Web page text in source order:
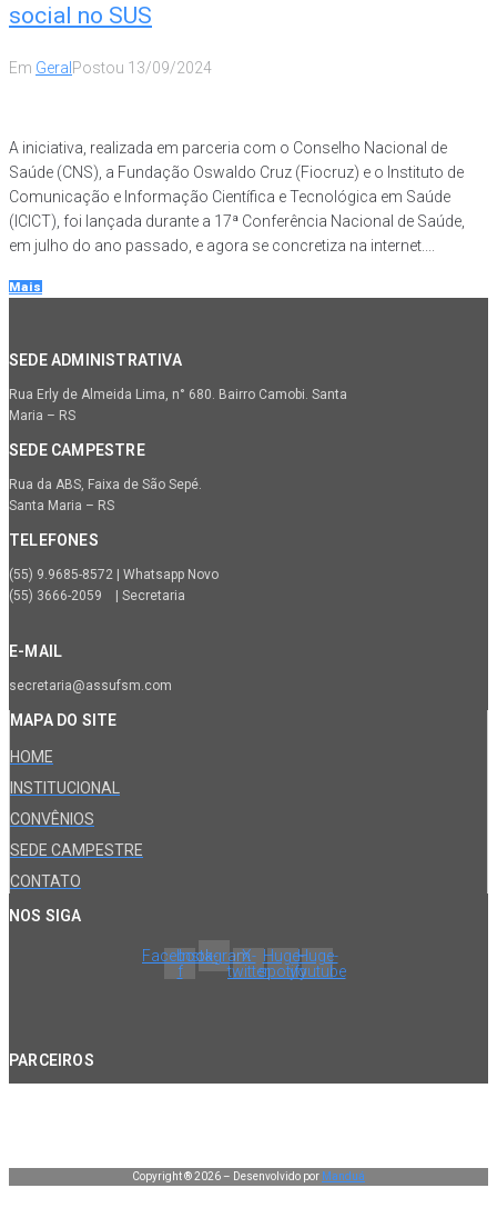
social no SUS
Em Geral Postou 13/09/2024
A iniciativa, realizada em parceria com o Conselho Nacional de
Saúde (CNS), a Fundação Oswaldo Cruz (Fiocruz) e o Instituto de
Comunicação e Informação Científica e Tecnológica em Saúde
(ICICT), foi lançada durante a 17ª Conferência Nacional de Saúde,
em julho do ano passado, e agora se concretiza na internet....
Mais
SEDE ADMINISTRATIVA
Rua Erly de Almeida Lima, n° 680. Bairro Camobi. Santa
Maria – RS
SEDE CAMPESTRE
Rua da ABS, Faixa de São Sepé.
Santa Maria – RS
TELEFONES
(55) 9.9685-8572 | Whatsapp Novo
(55) 3666-2059 | Secretaria
E-MAIL
secretaria@assufsm.com
MAPA DO SITE
HOME
INSTITUCIONAL
CONVÊNIOS
SEDE CAMPESTRE
CONTATO
NOS SIGA
Facebook-
f
InstagramX-
twitter
Huge-
spotify
Huge-
youtube
PARCEIROS
Copyright ® 2026 – Desenvolvido por Manduá